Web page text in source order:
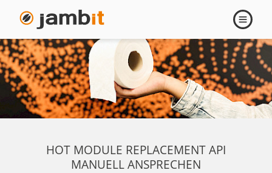
öffnen
HOT MODULE REPLACEMENT API
MANUELL ANSPRECHEN